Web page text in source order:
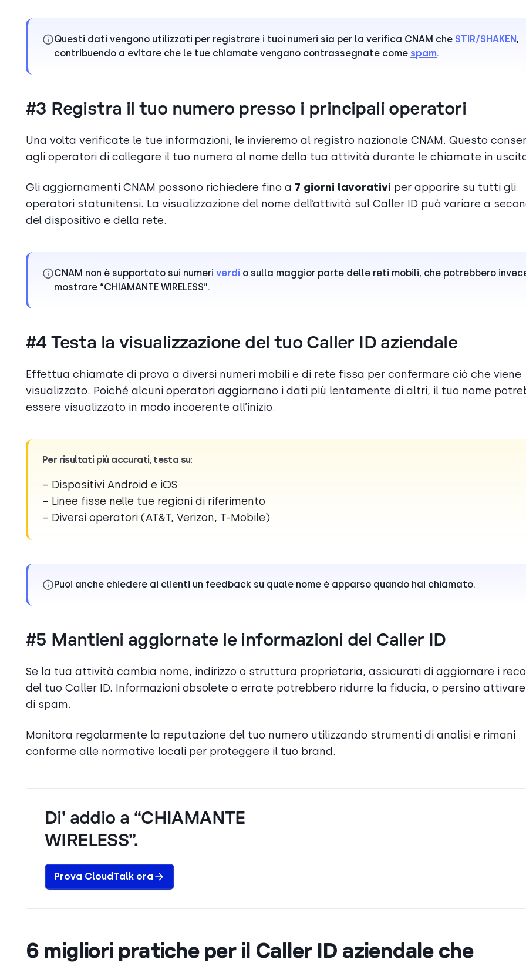
Questi dati vengono utilizzati per registrare i tuoi numeri sia per la verifica CNAM che STIR/SHAKEN,
contribuendo a evitare che le tue chiamate vengano contrassegnate come spam.
#3 Registra il tuo numero presso i principali operatori
Una volta verificate le tue informazioni, le invieremo al registro nazionale CNAM. Questo
agli operatori di collegare il tuo numero al nome della tua attività durante le chiamate in
Gli aggiornamenti CNAM possono richiedere fino a 7 giorni lavorativi per apparire su tutti gli
operatori statunitensi. La visualizzazione del nome dell’attività sul Caller ID può variare a
del dispositivo e della rete.
CNAM non è supportato sui numeri verdi o sulla maggior parte delle reti mobili, che potrebbero
mostrare “CHIAMANTE WIRELESS”.
#4 Testa la visualizzazione del tuo Caller ID aziendale
Effettua chiamate di prova a diversi numeri mobili e di rete fissa per confermare ciò che viene
visualizzato. Poiché alcuni operatori aggiornano i dati più lentamente di altri, il tuo nome
essere visualizzato in modo incoerente all’inizio.
Per risultati più accurati, testa su:
– Dispositivi Android e iOS
– Linee fisse nelle tue regioni di riferimento
– Diversi operatori (AT&T, Verizon, T-Mobile)
Puoi anche chiedere ai clienti un feedback su quale nome è apparso quando hai chiamato.
#5 Mantieni aggiornate le informazioni del Caller ID
Se la tua attività cambia nome, indirizzo o struttura proprietaria, assicurati di aggiornare i
del tuo Caller ID. Informazioni obsolete o errate potrebbero ridurre la fiducia, o persino
di spam.
Monitora regolarmente la reputazione del tuo numero utilizzando strumenti di analisi e rimani
conforme alle normative locali per proteggere il tuo brand.
Di’ addio a “CHIAMANTE
WIRELESS”.
Prova CloudTalk ora
6 migliori pratiche per il Caller ID aziendale che